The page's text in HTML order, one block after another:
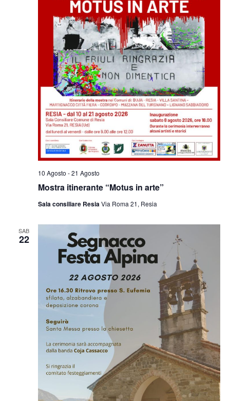
Mostra itinerante “Motus in arte”
10 Agosto -21 Agosto
Sala consiliare ResiaVia Roma 21, Resia
SAB
22